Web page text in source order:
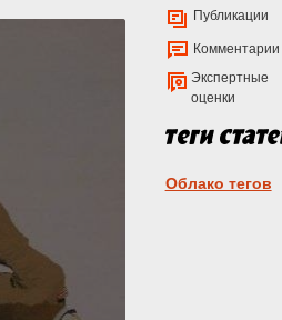
Публикации
Комментарии
Экспертные
оценки
Облако тегов